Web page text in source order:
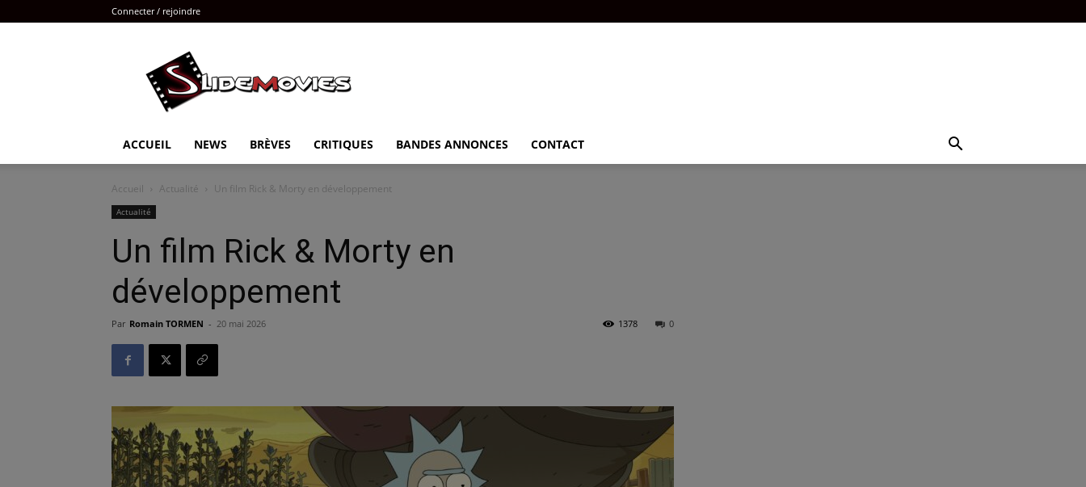
Connecter / rejoindre
ACCUEIL NEWS BRÈVES CRITIQUES BANDES ANNONCES CONTACT
Accueil Actualité Un film Rick & Morty en développement
Actualité
Un film Rick & Morty en
développement
Par Romain TORMEN - 20 mai 2026 0
1378